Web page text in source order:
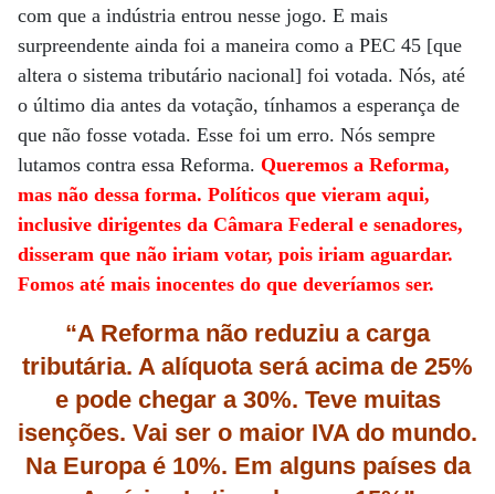
com que a indústria entrou nesse jogo. E mais
surpreendente ainda foi a maneira como a PEC 45 [que
altera o sistema tributário nacional] foi votada. Nós, até
o último dia antes da votação, tínhamos a esperança de
que não fosse votada. Esse foi um erro. Nós sempre
lutamos contra essa Reforma. Queremos a Reforma,
mas não dessa forma. Políticos que vieram aqui,
inclusive dirigentes da Câmara Federal e senadores,
disseram que não iriam votar, pois iriam aguardar.
Fomos até mais inocentes do que deveríamos ser.
“A Reforma não reduziu a carga
tributária. A alíquota será acima de 25%
e pode chegar a 30%. Teve muitas
isenções. Vai ser o maior IVA do mundo.
Na Europa é 10%. Em alguns países da